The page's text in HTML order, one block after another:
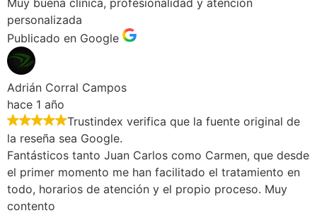
personalizada
Publicado en Google
Adrián Corral Campos
hace 1 año
Trustindex verifica que la fuente original de
la reseña sea Google.
Fantásticos tanto Juan Carlos como Carmen, que desde
el primer momento me han facilitado el tratamiento en
todo, horarios de atención y el propio proceso. Muy
contento